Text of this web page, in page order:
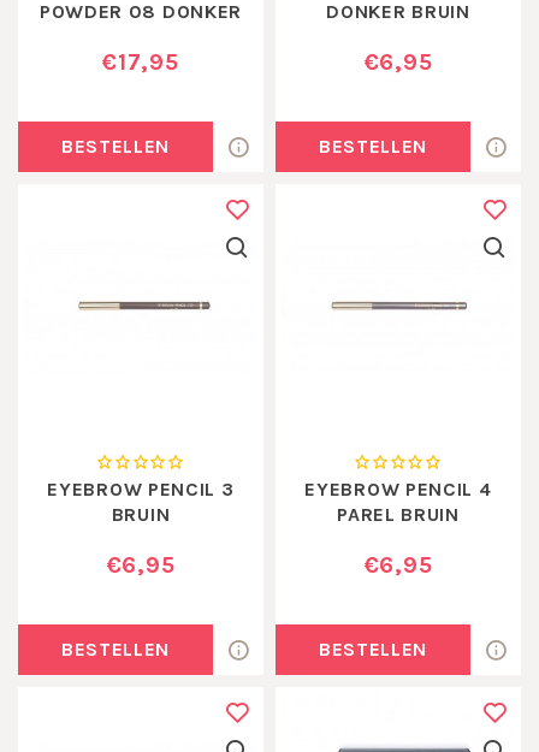
POWDER 08 DONKER
€17,95
BESTELLEN
DONKER BRUIN
€6,95
BESTELLEN
EYEBROW PENCIL 3
BRUIN
€6,95
BESTELLEN
EYEBROW PENCIL 4
PAREL BRUIN
€6,95
BESTELLEN